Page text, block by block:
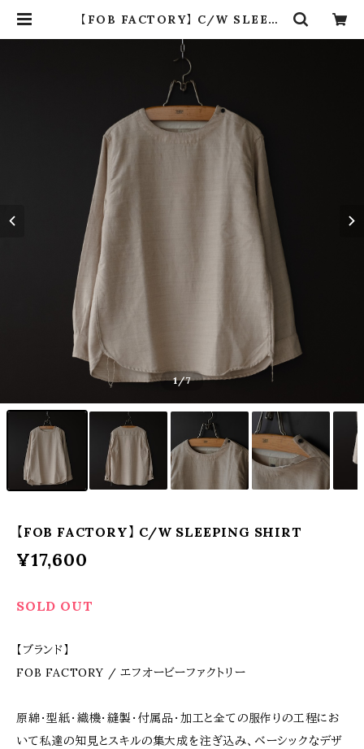
【FOB FACTORY】 C/W SLEEPI
1/7
【FOB FACTORY】 C/W SLEEPING SHIRT
¥17,600
SOLD OUT
【ブランド】
FOB FACTORY / エフオービーファクトリー
原綿・型紙・織機・縫製・付属品・加工と全ての服作りの工程にお
いて私達の知見とスキルの集大成を注ぎ込み、ベーシックなデザ